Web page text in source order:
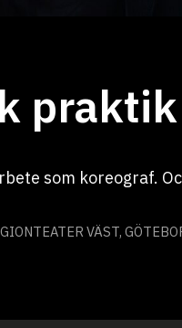
praktik
som koreograf.
VÄST,